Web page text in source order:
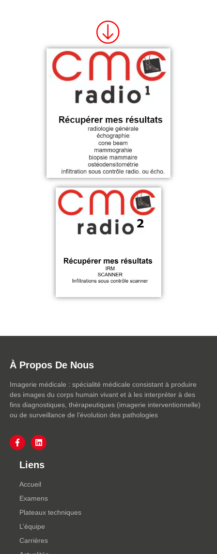
À Propos De Nous
Imagerie médicale : spécialité médicale consistant à produire
des images du corps humain vivant et à les interpréter à des
fins diagnostiques, thérapeutiques (imagerie interventionnelle)
ou de surveillance de l’évolution des pathologies
Liens
Accueil
Examens
Plateaux techniques
L’équipe
Carrières